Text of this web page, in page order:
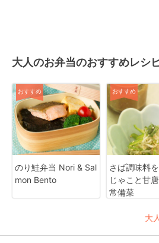
大人のお弁当のおすすめレシ
おすすめ
のり鮭弁当 Nori & Sal
mon Bento
おすすめ
さば調味料
じゃこと甘
常備菜
大